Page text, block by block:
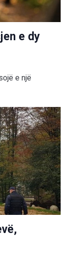
e dy
e një